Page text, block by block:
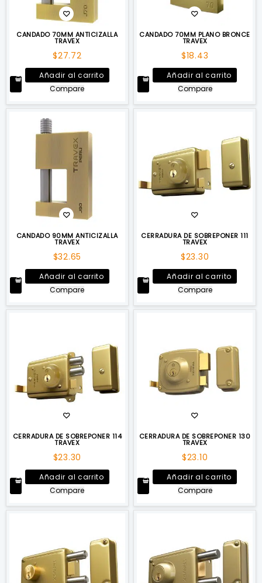
CANDADO 70MM ANTICIZALLA
TRAVEX
$27.72
Añadir al carrito
Compare
CANDADO 70MM PLANO BRONCE
TRAVEX
$18.43
Añadir al carrito
Compare
CANDADO 90MM ANTICIZALLA
TRAVEX
$32.65
Añadir al carrito
Compare
CERRADURA DE SOBREPONER 111
TRAVEX
$23.30
Añadir al carrito
Compare
CERRADURA DE SOBREPONER 114
TRAVEX
$23.30
Añadir al carrito
Compare
CERRADURA DE SOBREPONER 130
TRAVEX
$23.10
Añadir al carrito
Compare